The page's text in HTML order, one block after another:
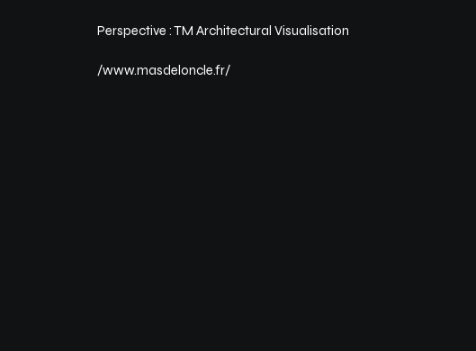
Perspective : TM Architectural Visualisation
/www.masdeloncle.fr/